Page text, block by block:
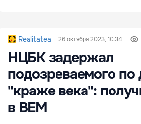
Realitatea 26 октября 2023, 10:34
НЦБК задержал
подозреваемого по
"краже века":
в BEM